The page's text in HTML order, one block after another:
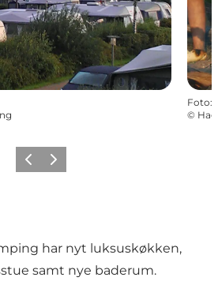
Foto:
©
ForrigeNæste
har nyt luksuskøkken,
samt nye baderum.